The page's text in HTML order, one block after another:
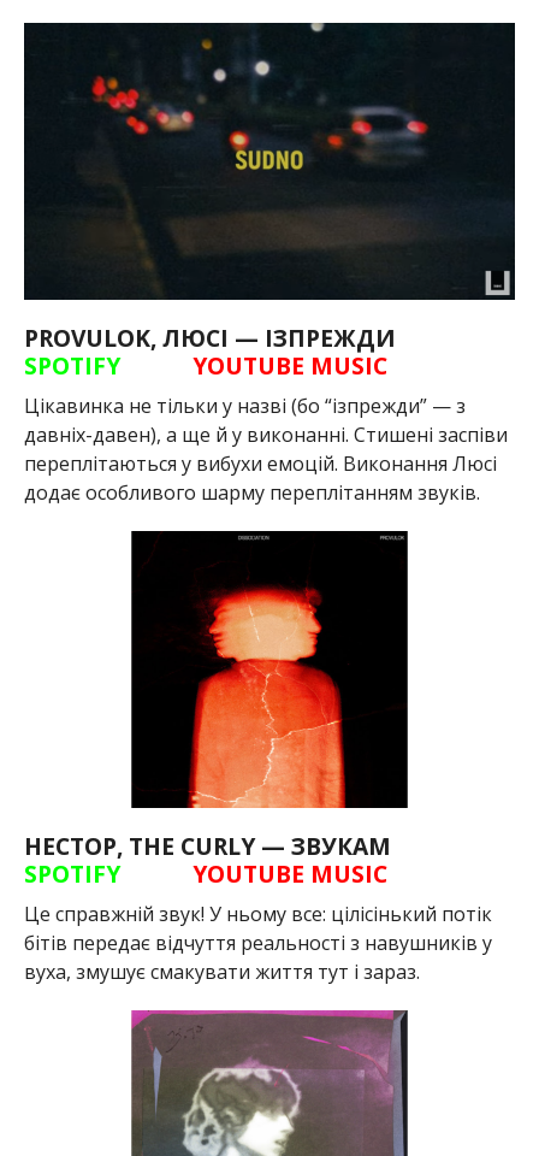
PROVULOK, ЛЮСІ — ІЗПРЕЖДИ
SPOTIFY
YOUTUBE MUSIC
Цікавинка не тільки у назві (бо “ізпрежди” — з
давніх-давен), а ще й у виконанні. Стишені заспіви
переплітаються у вибухи емоцій. Виконання Люсі
додає особливого шарму переплітанням звуків.
НЕСТОР, THE CURLY — ЗВУКАМ
SPOTIFY
YOUTUBE MUSIC
Це справжній звук! У ньому все: цілісінький потік
бітів передає відчуття реальності з навушників у
вуха, змушує смакувати життя тут і зараз.